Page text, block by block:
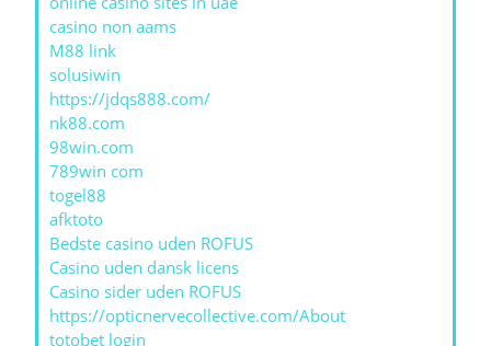
casino non aams
M88 link
solusiwin
https://jdqs888.com/
nk88.com
98win.com
789win com
togel88
afktoto
Bedste casino uden ROFUS
Casino uden dansk licens
Casino sider uden ROFUS
https://opticnervecollective.com/About
totobet login